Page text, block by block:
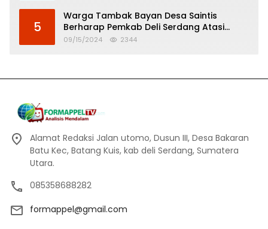
5
Warga Tambak Bayan Desa Saintis
Berharap Pemkab Deli Serdang Atasi
Banjir
09/15/2024 2344
Alamat Redaksi Jalan utomo, Dusun III, Desa Bakaran
Batu Kec, Batang Kuis, kab deli Serdang, Sumatera
Utara.
085358688282
formappel@gmail.com